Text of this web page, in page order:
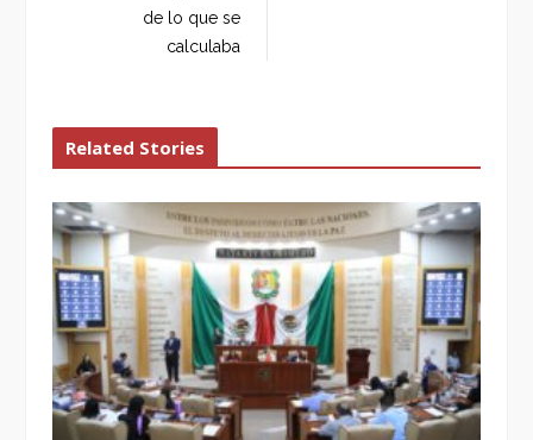
de lo que se
calculaba
Related Stories